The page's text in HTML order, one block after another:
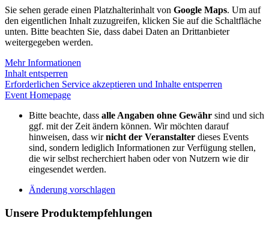
Sie sehen gerade einen Platzhalterinhalt von Google Maps. Um auf
den eigentlichen Inhalt zuzugreifen, klicken Sie auf die Schaltfläche
unten. Bitte beachten Sie, dass dabei Daten an Drittanbieter
weitergegeben werden.
Mehr Informationen
Inhalt entsperren
Erforderlichen Service akzeptieren und Inhalte entsperren
Event Homepage
Bitte beachte, dass alle Angaben ohne Gewähr sind und sich
ggf. mit der Zeit ändern können. Wir möchten darauf
hinweisen, dass wirnicht der Veranstalter dieses Events
sind, sondern lediglich Informationen zur Verfügung stellen,
die wir selbst recherchiert haben oder von Nutzern wie dir
eingesendet werden.
Änderung vorschlagen
Unsere Produktempfehlungen